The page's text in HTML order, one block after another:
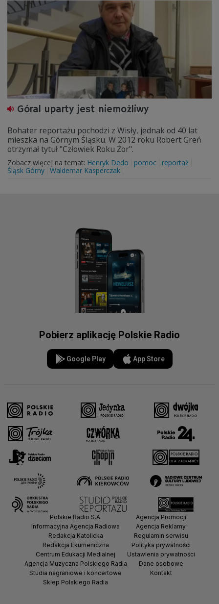
Góral uparty jest niemożliwy
Bohater reportażu pochodzi z Wisły, jednak od 40 lat
mieszka na Górnym Śląsku. W 2012 roku Robert Greń
otrzymał tytuł "Człowiek Roku Żor".
Zobacz więcej na temat: Henryk Dedo pomoc
reportaż
Śląsk Górny Waldemar Kasperczak
Pobierz aplikację Polskie Radio
Google Play App Store
Polskie Radio S.A.
Informacyjna Agencja Radiowa
Redakcja Katolicka
Redakcja Ekumeniczna
Centrum Edukacji Medialnej
Agencja Muzyczna Polskiego Radia
Studia nagraniowe i koncertowe
Sklep Polskiego Radia
Agencja Promocji
Agencja Reklamy
Regulamin serwisu
Polityka prywatności
Ustawienia prywatności
Dane osobowe
Kontakt